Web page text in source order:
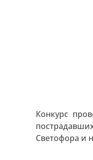
Конкурс
Светофора и